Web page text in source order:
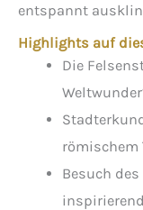
entspannt
Highlights auf
Die
römischem
Besuch